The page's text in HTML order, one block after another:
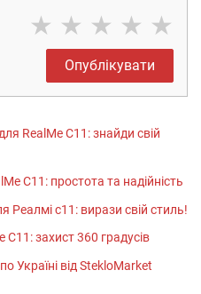
★ ★ ★ ★ ★
Опублікувати
RealMe C11: знайди свій
C11: простота та надійність
с11: вирази свій стиль!
захист 360 градусів
Україні від StekloMarket